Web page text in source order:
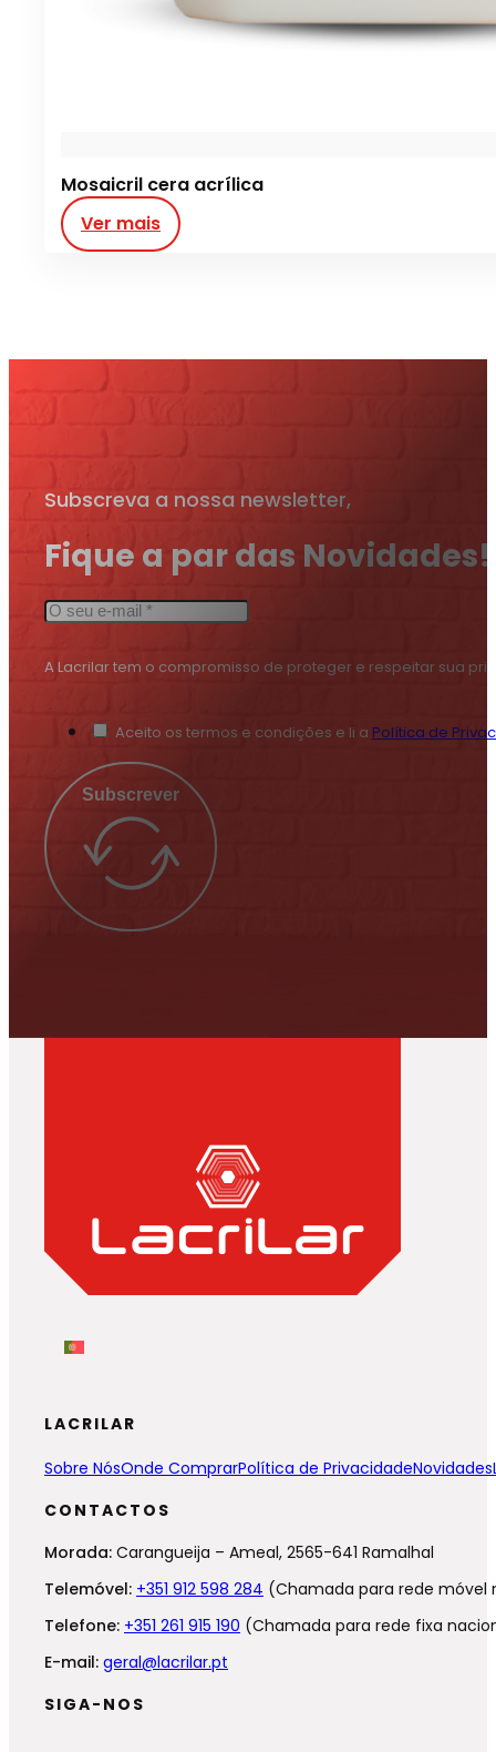
Mosaicril cera acrílica
Ver mais
Subscreva a nossa newsletter,
Fique a par das Novidades!
A Lacrilar tem o compromisso de proteger e respeitar sua
Aceito os termos e condições e li a Política de
Subscrever
LACRILAR
Sobre NósOnde ComprarPolítica de PrivacidadeNovidades
CONTACTOS
Morada: Carangueija – Ameal, 2565-641 Ramalhal
Telemóvel: +351 912 598 284 (Chamada para rede móvel
Telefone: +351 261 915 190 (Chamada para rede fixa
E-mail: geral@lacrilar.pt
SIGA-NOS